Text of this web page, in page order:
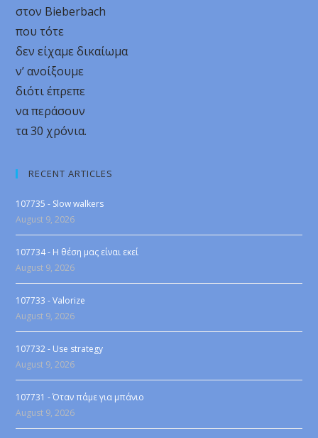
στον Bieberbach
που τότε
δεν είχαμε δικαίωμα
ν’ ανοίξουμε
διότι έπρεπε
να περάσουν
τα 30 χρόνια.
RECENT ARTICLES
107735 - Slow walkers
August 9, 2026
107734 - Η θέση μας είναι εκεί
August 9, 2026
107733 - Valorize
August 9, 2026
107732 - Use strategy
August 9, 2026
107731 - Όταν πάμε για μπάνιο
August 9, 2026